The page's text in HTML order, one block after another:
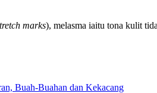
marks), melasma iaitu tona kulit
Buah-Buahan dan Kekacang